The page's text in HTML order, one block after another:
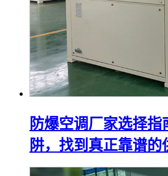
防爆空调厂家选择指
阱，找到真正靠谱的